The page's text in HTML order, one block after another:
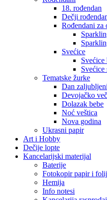
18. rođendan
Dečji
Rođendani za
Svećice
Svećice
Tematske žurke
Dan
Devojačko
Dolazak bebe
Noć veštica
Nova godina
Ukrasni papir
Art i Hobby
Dečije lopte
Kancelarijski materijal
Baterije
Fotokopir papir i
Hemija
Info notesi